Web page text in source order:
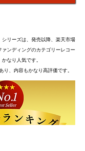
リーズは、発売以降、楽天市場
ンディングのカテゴリーレコー
なり人気です。
、内容もかなり高評価です。